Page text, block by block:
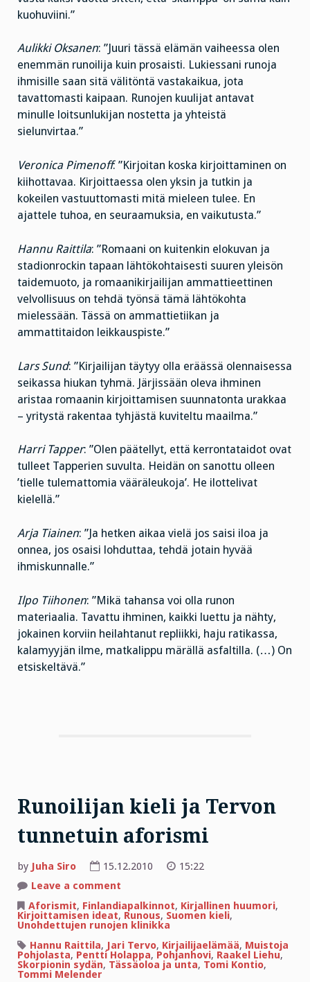
kuohuviini.”
Aulikki Oksanen: ”Juuri tässä elämän vaiheessa olen
enemmän runoilija kuin prosaisti. Lukiessani runoja
ihmisille saan sitä välitöntä vastakaikua, jota
tavattomasti kaipaan. Runojen kuulijat antavat
minulle loitsunlukijan nostetta ja yhteistä
sielunvirtaa.”
Veronica Pimenoff: ”Kirjoitan koska kirjoittaminen on
kiihottavaa. Kirjoittaessa olen yksin ja tutkin ja
kokeilen vastuuttomasti mitä mieleen tulee. En
ajattele tuhoa, en seuraamuksia, en vaikutusta.”
Hannu Raittila: ”Romaani on kuitenkin elokuvan ja
stadionrockin tapaan lähtökohtaisesti suuren yleisön
taidemuoto, ja romaanikirjailijan ammattieettinen
velvollisuus on tehdä työnsä tämä lähtökohta
mielessään. Tässä on ammattietiikan ja
ammattitaidon leikkauspiste.”
Lars Sund: ”Kirjailijan täytyy olla eräässä olennaisessa
seikassa hiukan tyhmä. Järjissään oleva ihminen
aristaa romaanin kirjoittamisen suunnatonta urakkaa
– yritystä rakentaa tyhjästä kuviteltu maailma.”
Harri Tapper: ”Olen päätellyt, että kerrontataidot ovat
tulleet Tapperien suvulta. Heidän on sanottu olleen
’tielle tulemattomia vääräleukoja’. He ilottelivat
kielellä.”
Arja Tiainen: ”Ja hetken aikaa vielä jos saisi iloa ja
onnea, jos osaisi lohduttaa, tehdä jotain hyvää
ihmiskunnalle.”
Ilpo Tiihonen: ”Mikä tahansa voi olla runon
materiaalia. Tavattu ihminen, kaikki luettu ja nähty,
jokainen korviin heilahtanut repliikki, haju ratikassa,
kalamyyjän ilme, matkalippu märällä asfaltilla. (…) On
etsiskeltävä.”
Runoilijan kieli ja Tervon
tunnetuin aforismi
by Juha Siro 15.12.2010
15:22
Leave a comment
kieli
ja
Tervon
aforismi
Aforismit, Finlandiapalkinnot, Kirjallinen huumori,
Kirjoittamisen ideat, Runous, Suomen kieli,
Unohdettujen runojen klinikka
Hannu Raittila, Jari Tervo, Kirjailijaelämää, Muistoja
Pohjolasta, Pentti Holappa, Pohjanhovi, Raakel Liehu,
Skorpionin sydän, Tässäoloa ja unta, Tomi Kontio,
Tommi Melender